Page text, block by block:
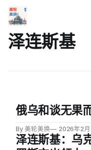
泽连斯基
俄乌和谈无果
By 美轮美换 2026年2月
泽连斯基：乌